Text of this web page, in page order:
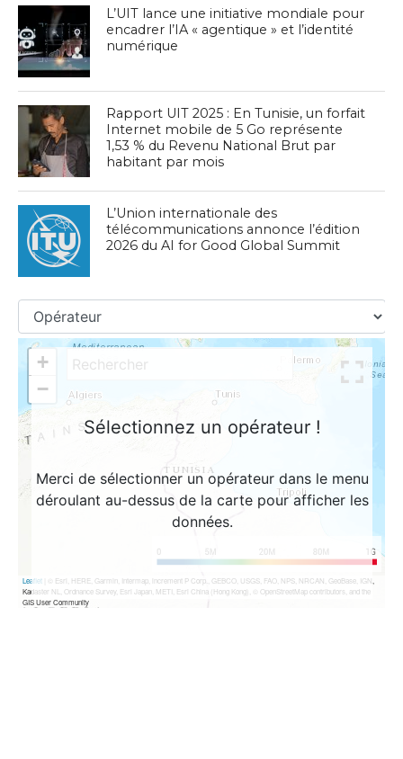
L’UIT lance une initiative mondiale pour
encadrer l’IA « agentique » et l’identité
numérique
Rapport UIT 2025 : En Tunisie, un forfait
Internet mobile de 5 Go représente
1,53 % du Revenu National Brut par
habitant par mois
L’Union internationale des
télécommunications annonce l’édition
2026 du AI for Good Global Summit